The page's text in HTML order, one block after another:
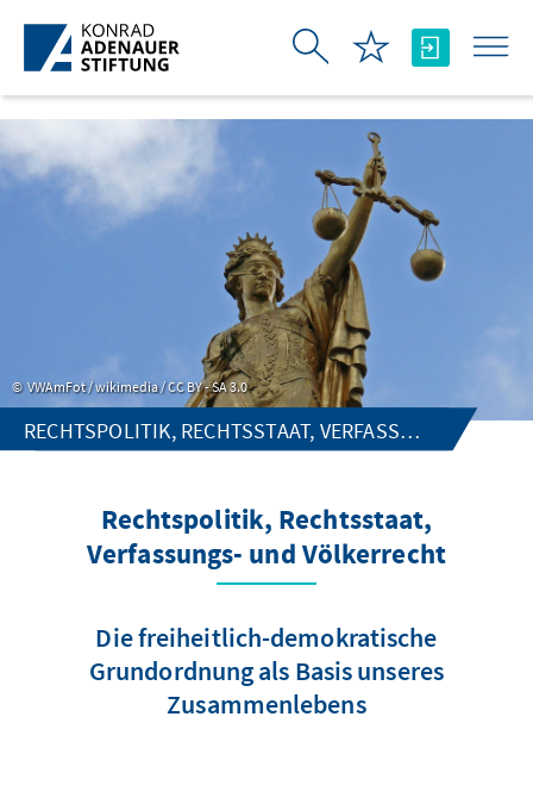
Skip to Main Content
VWAmFot / wikimedia / CC BY - SA 3.0
RECHTSPOLITIK, RECHTSSTAAT, VERFASSUNGS- UND VÖLKERRECHT
Rechtspolitik, Rechtsstaat,
Verfassungs- und Völkerrecht
Die freiheitlich-demokratische
Grundordnung als Basis unseres
Zusammenlebens